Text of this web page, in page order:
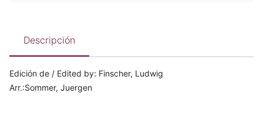
Descripción
Edición de / Edited by: Finscher, Ludwig
Arr.:Sommer, Juergen